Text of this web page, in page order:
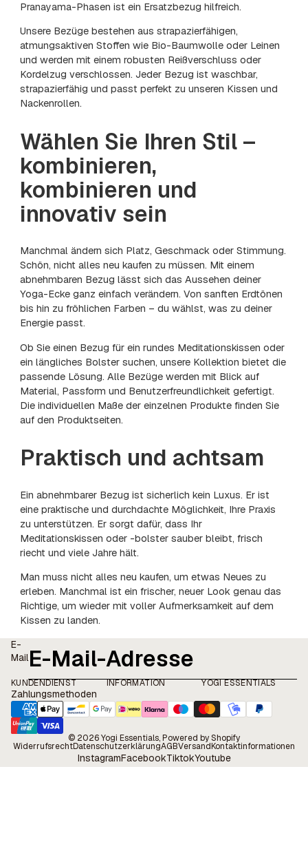
Pranayama-Phasen ist ein Ersatzbezug hilfreich.
Unsere Bezüge bestehen aus strapazierfähigen,
atmungsaktiven Stoffen wie Bio-Baumwolle oder Leinen
und werden mit einem robusten Reißverschluss oder
Kordelzug verschlossen. Jeder Bezug ist waschbar,
strapazierfähig und passt perfekt zu unseren Kissen und
Nackenrollen.
Wählen Sie Ihren Stil –
kombinieren,
kombinieren und
innovativ sein
Manchmal ändern sich Platz, Geschmack oder Stimmung.
Schön, nicht alles neu kaufen zu müssen. Mit einem
abnehmbaren Bezug lässt sich das Aussehen deiner
Yoga-Ecke ganz einfach verändern. Von sanften Erdtönen
bis hin zu fröhlichen Farben – du wählst, was zu deiner
Energie passt.
Ob Sie einen Bezug für ein rundes Meditationskissen oder
ein längliches Bolster suchen, unsere Kollektion bietet die
passende Lösung. Alle Bezüge werden mit Blick auf
Material, Passform und Benutzerfreundlichkeit gefertigt.
Die individuellen Maße der einzelnen Produkte finden Sie
auf den Produktseiten.
Praktisch und achtsam
Ein abnehmbarer Bezug ist sicherlich kein Luxus. Er ist
eine praktische und durchdachte Möglichkeit, Ihre Praxis
zu unterstützen. Er sorgt dafür, dass Ihr
Meditationskissen oder -bolster sauber bleibt, frisch
riecht und viele Jahre hält.
Man muss nicht alles neu kaufen, um etwas Neues zu
erleben. Manchmal ist ein frischer, neuer Look genau das
Richtige, um wieder mit voller Aufmerksamkeit auf dem
Kissen zu landen.
E-
Mail
KUNDENDIENST INFORMATION YOGI ESSENTIALS
Zahlungsmethoden
© 2026Yogi Essentials, Powered by Shopify
WiderrufsrechtDatenschutzerklärungAGBVersandKontaktinformationen
InstagramFacebookTiktokYoutube